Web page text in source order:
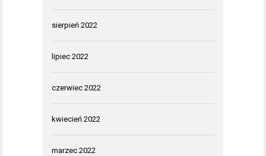
sierpień 2022
lipiec 2022
czerwiec 2022
kwiecień 2022
marzec 2022